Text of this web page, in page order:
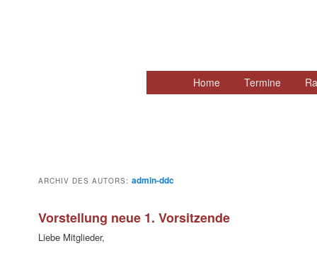
Zum
Zum
Home Termine
ARCHIV DES AUTORS:admin-ddc
Vorstellung neue 1. Vorsitzende
Liebe Mitglieder,